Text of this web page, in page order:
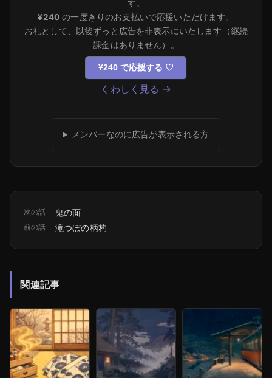
す。
¥240 の一度きりのお支払いで応援いただけます。
お礼として、以後ずっと広告を非表示にいたします（継続
課金はありません）。
¥240 で応援する ♡
くわしく見る →
メンバーなのに広告が表示される方
次の話 鬼の面
前の話 滝つぼの柄杓
関連記事